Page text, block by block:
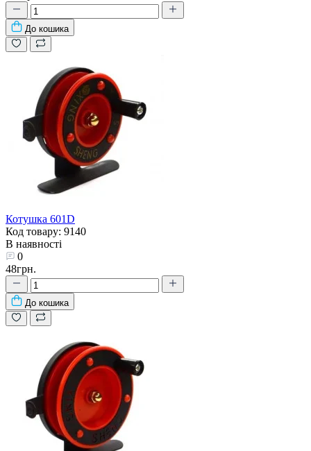
До кошика
Котушка 601D
Код товару: 9140
В наявності
0
48грн.
До кошика